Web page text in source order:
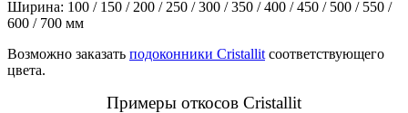
Ширина: 100 / 150 / 200 / 250 / 300 / 350 / 400 / 450 / 500 / 550 /
600 / 700 мм
Возможно заказать подоконники Cristallit соответствующего
цвета.
Примеры откосов Cristallit